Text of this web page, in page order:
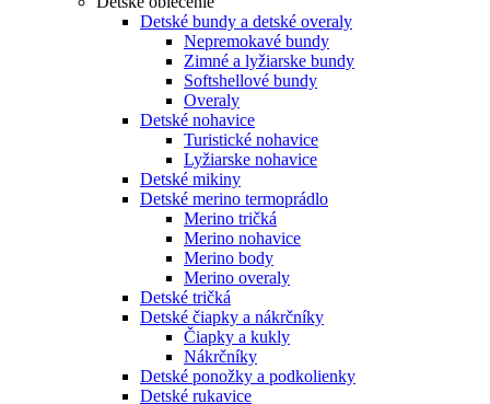
Detské bundy a detské overaly
Nepremokavé bundy
Zimné a lyžiarske bundy
Softshellové bundy
Overaly
Detské nohavice
Turistické nohavice
Lyžiarske nohavice
Detské mikiny
Detské merino termoprádlo
Merino tričká
Merino nohavice
Merino body
Merino overaly
Detské tričká
Detské čiapky a nákrčníky
Čiapky a kukly
Nákrčníky
Detské ponožky a podkolienky
Detské rukavice